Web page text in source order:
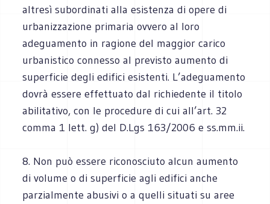
altresì subordinati alla esistenza di opere di
urbanizzazione primaria ovvero al loro
adeguamento in ragione del maggior carico
urbanistico connesso al previsto aumento di
superficie degli edifici esistenti. L’adeguamento
dovrà essere effettuato dal richiedente il titolo
abilitativo, con le procedure di cui all’art. 32
comma 1 lett. g) del D.Lgs 163/2006 e ss.mm.ii.
8. Non può essere riconosciuto alcun aumento
di volume o di superficie agli edifici anche
parzialmente abusivi o a quelli situati su aree